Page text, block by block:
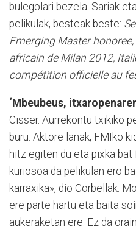
bulegolari bezela. Sariak
pelikulak, besteak beste:
Emerging Master
africain de Milan 2012,
compétition officielle au
‘Mbeubeus,
Cisser. Au­rrekontu txikiko
buru. Aktore lanak, FMIko
hitz egiten du eta pixka
kuriosoa da pelikulan ero
karraxika», dio Corbellak.
ere parte hartu eta bai­ta
aukeraketan ere. Ez da